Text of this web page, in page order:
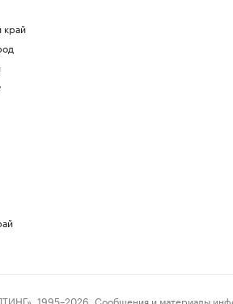
край
Сообщения и материалы